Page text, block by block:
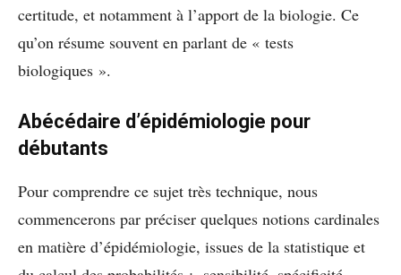
certitude, et notamment à l’apport de la biologie. Ce
qu’on résume souvent en parlant de « tests
biologiques ».
Abécédaire d’épidémiologie pour
débutants
Pour comprendre ce sujet très technique, nous
commencerons par préciser quelques notions cardinales
en matière d’épidémiologie, issues de la statistique et